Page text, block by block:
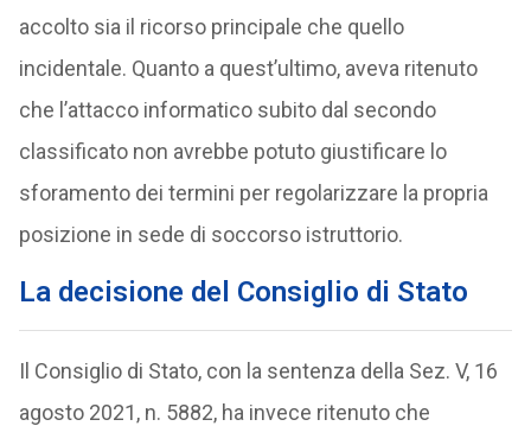
accolto sia il ricorso principale che quello
incidentale. Quanto a quest’ultimo, aveva ritenuto
che l’attacco informatico subito dal secondo
classificato non avrebbe potuto giustificare lo
sforamento dei termini per regolarizzare la propria
posizione in sede di soccorso istruttorio.
La decisione del Consiglio di Stato
Il Consiglio di Stato, con la sentenza della Sez. V, 16
agosto 2021, n. 5882, ha invece ritenuto che